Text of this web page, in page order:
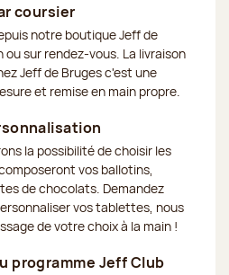
coursier
notre boutique Jeff de
ou sur rendez-vous. La livraison
Jeff de Bruges c'est une
et remise en main propre.
la possibilité de choisir les
vos ballotins,
de chocolats. Demandez
vos tablettes, nous
de votre choix à la main !
programme Jeff Club